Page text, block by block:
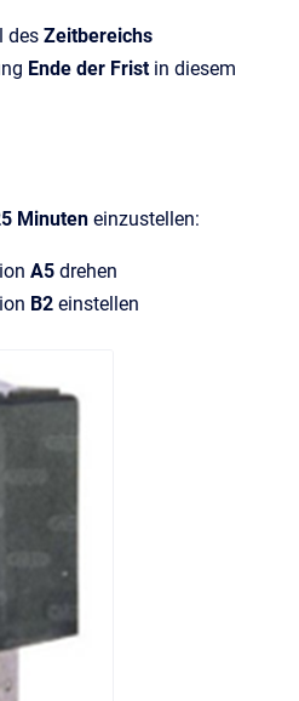
des Zeitbereichs
Ende der Fristin diesem
Minuten einzustellen:
A5 drehen
B2 einstellen